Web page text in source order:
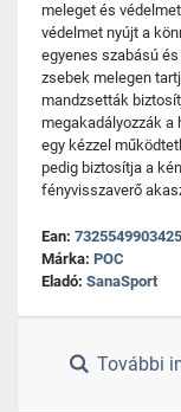
meleget és
védelmet nyújt a
egyenes szabású
zsebek melegen
mandzsetták
megakadályozzák a
egy kézzel
pedig biztosítja a
fényvisszaverő
Ean: 7325549903425
Márka: POC
Eladó: SanaSport
További